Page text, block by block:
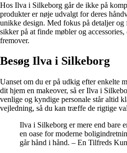
Hos Ilva i Silkeborg går de ikke på
produkter er nøje udvalgt for deres
unikke design. Med fokus på detaljer
sikker på at finde møbler og
fremover.
Besøg Ilva i Silkeborg
Uanset om du er på udkig efter enkelte
dit hjem en makeover, så er Ilva i
venlige og kyndige personale står altid
vejledning, så du kan træffe de rigtige
Ilva i Silkeborg er mere end bare
en oase for moderne
går hånd i hånd. – En Tilfreds